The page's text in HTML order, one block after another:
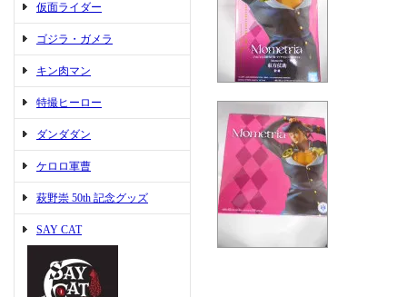
仮面ライダー
ゴジラ・ガメラ
キン肉マン
特撮ヒーロー
ダンダダン
ケロロ軍曹
萩野崇 50th 記念グッズ
SAY CAT